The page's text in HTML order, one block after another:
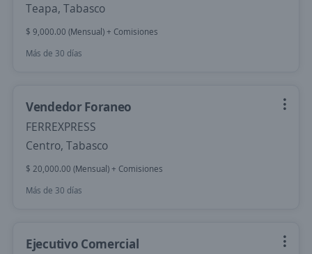
Teapa, Tabasco
$ 9,000.00 (Mensual) + Comisiones
Más de 30 días
Vendedor Foraneo
FERREXPRESS
Centro, Tabasco
$ 20,000.00 (Mensual) + Comisiones
Más de 30 días
Ejecutivo Comercial